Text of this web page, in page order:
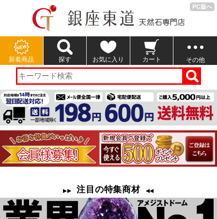
PC版へ
新着商品 探す お気に入り カート その他